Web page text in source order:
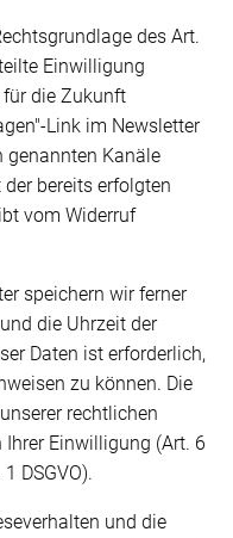
des Art.
Einwilligung
für die Zukunft
Link im Newsletter
genannten Kanäle
bereits erfolgten
vom Widerruf
speichern wir ferner
die Uhrzeit der
Daten ist erforderlich,
zu können. Die
rechtlichen
Einwilligung (Art. 6
DSGVO).
und die